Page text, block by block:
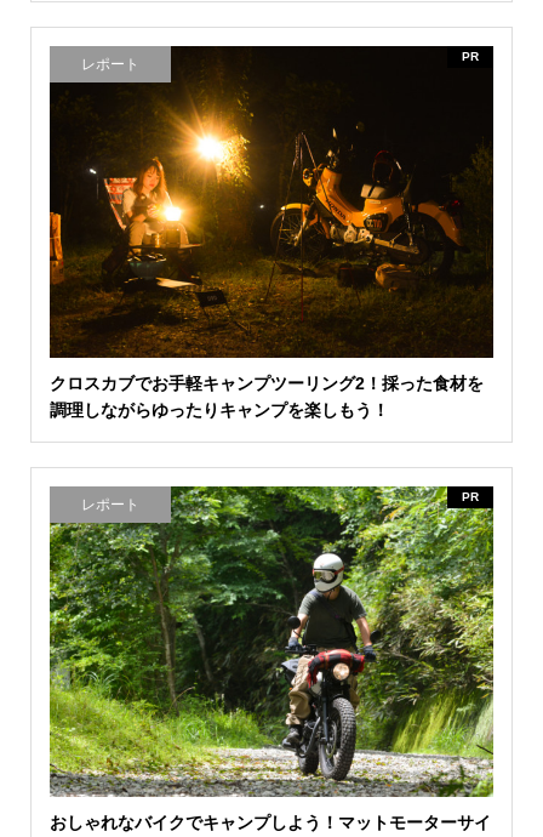
レポート PR
クロスカブでお手軽キャンプツーリング2！採った食材を
調理しながらゆったりキャンプを楽しもう！
レポート PR
おしゃれなバイクでキャンプしよう！マットモーターサイ